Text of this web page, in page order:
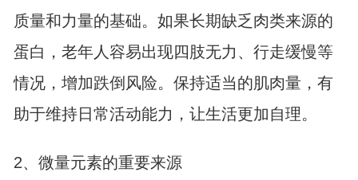
质量和力量的基础。如果长期缺乏肉类来源的
蛋白，老年人容易出现四肢无力、行走缓慢等
情况，增加跌倒风险。保持适当的肌肉量，有
助于维持日常活动能力，让生活更加自理。
2、微量元素的重要来源